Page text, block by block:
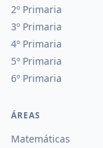
2º Primaria
3º Primaria
4º Primaria
5º Primaria
6º Primaria
ÁREAS
Matemáticas